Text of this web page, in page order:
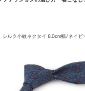
シルク小紋ネクタイ 8.0cm幅/ネイビ